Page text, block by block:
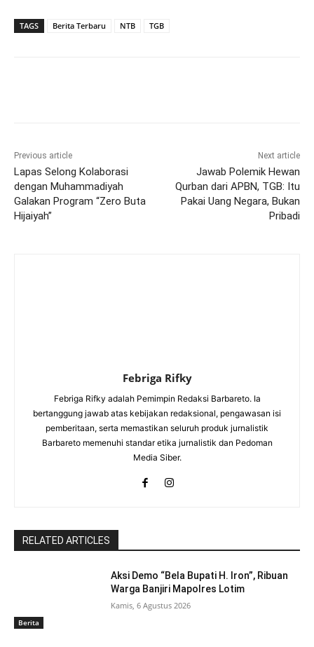
TAGS Berita Terbaru NTB TGB
Previous article
Lapas Selong Kolaborasi
dengan Muhammadiyah
Galakan Program “Zero Buta
Hijaiyah”
Next article
Jawab Polemik Hewan
Qurban dari APBN, TGB: Itu
Pakai Uang Negara, Bukan
Pribadi
Febriga Rifky
Febriga Rifky adalah Pemimpin Redaksi Barbareto. Ia
bertanggung jawab atas kebijakan redaksional, pengawasan isi
pemberitaan, serta memastikan seluruh produk jurnalistik
Barbareto memenuhi standar etika jurnalistik dan Pedoman
Media Siber.
RELATED ARTICLES
Berita
Aksi Demo “Bela Bupati H. Iron”, Ribuan
Warga Banjiri Mapolres Lotim
Kamis, 6 Agustus 2026